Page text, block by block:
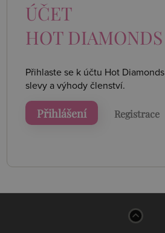
ÚČET
HOT DIAMONDS
Přihlaste se k účtu Hot
slevy a výhody členství.
Přihlášení Registrace